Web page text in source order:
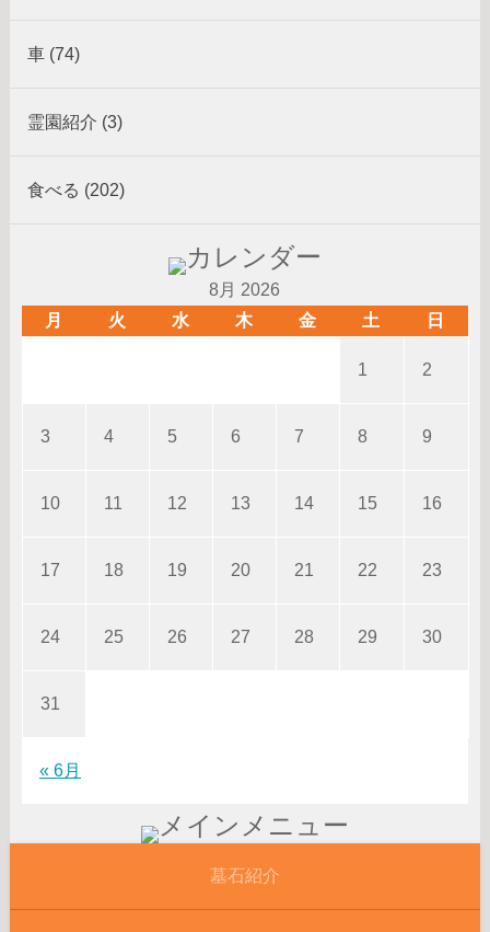
車 (74)
霊園紹介 (3)
食べる (202)
8月 2026
月
火 水 木 金 土 日
« 6月
1 2
3 4 5 6 7 8 9
10 11 12 13 14 15 16
17 18 19 20 21 22 23
24 25 26 27 28 29 30
31
墓石紹介